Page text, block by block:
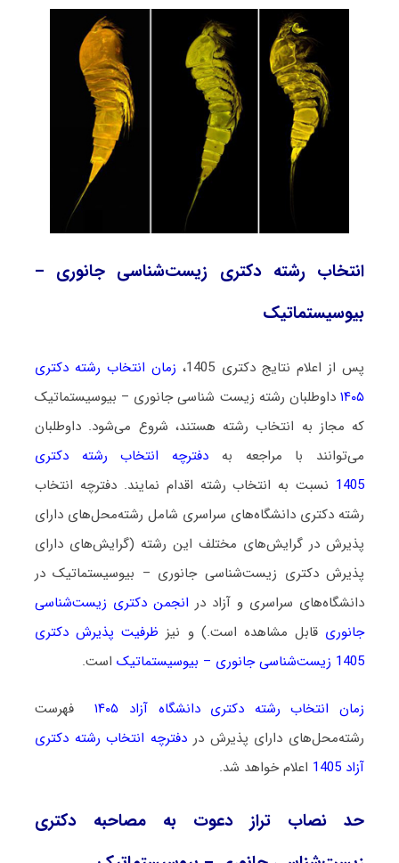
انتخاب رشته دکتری زیست‌شناسی جانوری –
بیوسیستماتیک
پس از اعلام نتایج دکتری 1405،
زمان انتخاب رشته دکتری
۱۴۰۵داوطلبان رشته زیست ‌شناسی جانوری – بیوسیستماتیک
که مجاز به انتخاب رشته هستند، شروع می‌شود. داوطلبان
می‌توانند با مراجعه به دفترچه انتخاب رشته دکتری
1405 نسبت به انتخاب رشته اقدام نمایند. دفترچه انتخاب
رشته دکتری دانشگاه‌های سراسری شامل رشته‌محل‌های دارای
پذیرش در گرایش‌های مختلف این رشته (گرایش‌های دارای
پذیرش دکتری زیست‌شناسی جانوری – بیوسیستماتیک در
دانشگاه‌های سراسری و آزاد در انجمن دکتری زیست‌شناسی
جانوری قابل مشاهده است.) و نیز ظرفیت پذیرش دکتری
1405 زیست‌شناسی جانوری – بیوسیستماتیک
است.
زمان انتخاب رشته دکتری دانشگاه آزاد ۱۴۰۵
فهرست
رشته‌محل‌های دارای پذیرش در دفترچه انتخاب رشته دکتری
آزاد 1405
اعلام خواهد شد.
حد نصاب تراز دعوت به مصاحبه دکتری